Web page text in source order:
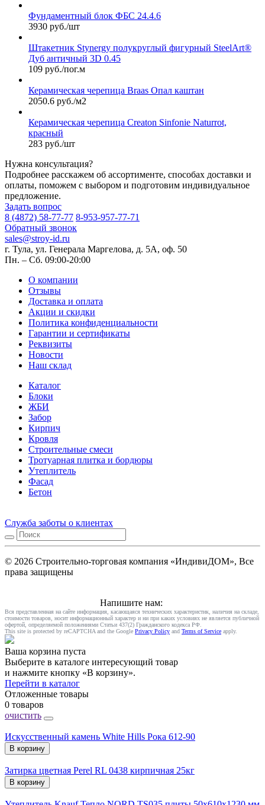
Фундаментный блок ФБС 24.4.6
3930 руб./шт
Штакетник Stynergy полукруглый фигурный SteelArt®
Дуб античный 3D 0.45
109 руб./пог.м
Керамическая черепица Braas Опал каштан
2050.6 руб./м2
Керамическая черепица Сreaton Sinfonie Naturrot,
красный
283 руб./шт
Нужна консультация?
Подробнее расскажем об ассортименте, способах доставки и
оплаты, поможем с выбором и подготовим индивидуальное
предложение.
Задать вопрос
8 (4872) 58-77-77 8-953-957-77-71
Обратный звонок
sales@stroy-id.ru
г. Тула, ул. Генерала Маргелова, д. 5А, оф. 50
Пн. – Cб. 09:00-20:00
О компании
Отзывы
Доставка и оплата
Акции и скидки
Политика конфиденциальности
Гарантии и сертификаты
Реквизиты
Новости
Наш склад
Каталог
Блоки
ЖБИ
Забор
Кирпич
Кровля
Строительные смеси
Тротуарная плитка и бордюры
Утеплитель
Фасад
Бетон
Служба заботы о клиентах
© 2026 Строительно-торговая компания «ИндивиДОМ», Все
права защищены
Напишите нам:
Вся представленная на сайте информация, касающаяся технических характеристик, наличия на складе,
стоимости товаров, носит информационный характер и ни при каких условиях не является публичной
офертой, определяемой положениями Статьи 437(2) Гражданского кодекса РФ.
This site is protected by reCAPTCHA and the Google Privacy Policy and Terms of Service apply.
Ваша корзина пуста
Выберите в каталоге интересующий товар
и нажмите кнопку «В корзину».
Перейти в каталог
Отложенные товары
0 товаров
очистить
Искусственный камень White Hills Рока 612-90
В корзину
Затирка цветная Perel RL 0438 кирпичная 25кг
В корзину